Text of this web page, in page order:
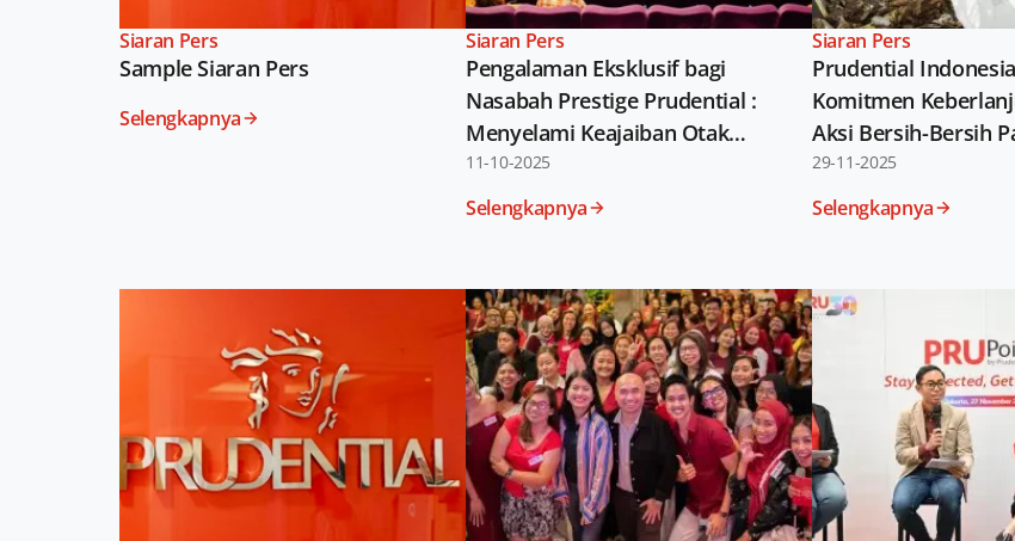
Siaran Pers
Sample Siaran Pers
Selengkapnya
Siaran Pers
Pengalaman Eksklusif bagi
Nasabah Prestige Prudential :
Menyelami Keajaiban Otak
Manusia bersama Siloam
Hospitals
11-10-2025
Selengkapnya
Siaran Pers
Prudential
Komitmen
Aksi Bersih-Bersih
Angke, Jakarta
29-11-2025
Selengkapnya